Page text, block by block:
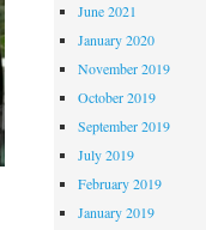
June 2021
January 2020
November 2019
October 2019
September 2019
July 2019
February 2019
January 2019